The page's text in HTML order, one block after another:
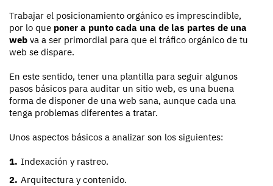
Trabajar el posicionamiento orgánico es imprescindible,
por lo que poner a punto cada una de las partes de una
web va a ser primordial para que el tráfico orgánico de tu
web se dispare.
En este sentido, tener una plantilla para seguir algunos
pasos básicos para auditar un sitio web, es una buena
forma de disponer de una web sana, aunque cada una
tenga problemas diferentes a tratar.
Unos aspectos básicos a analizar son los siguientes:
Indexación y rastreo.
Arquitectura y contenido.